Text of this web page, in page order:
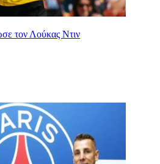
τον Λούκας Ντιν